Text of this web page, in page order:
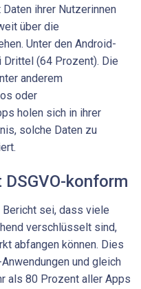
ihrer Nutzerinnen
über die
Unter den Android-
(64 Prozent). Die
anderem
oder
holen sich in ihrer
solche Daten zu
konform
sei, dass viele
verschlüsselt sind,
abfangen können. Dies
und gleich
als 80 Prozent aller Apps